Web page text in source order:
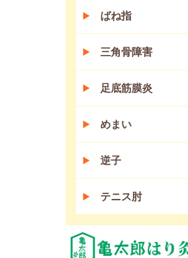
ばね指
三角骨障害
足底筋膜炎
めまい
逆子
テニス肘